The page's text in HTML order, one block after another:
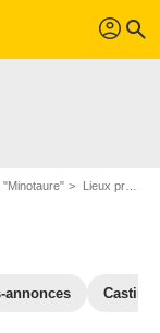
profil search
"Minotaure" Lieux projetant le film Minotaure: Paris
annonces Casting